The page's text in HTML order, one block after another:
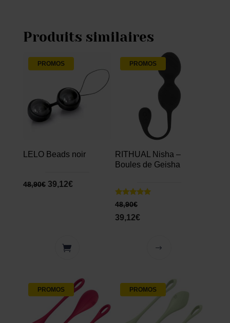
Produits similaires
PROMOS
LELO Beads noir
48,90€ 39,12€
PROMOS
RITHUAL Nisha –
Boules de Geisha
Note
5.00
sur 5
48,90€
39,12€
PROMOS PROMOS